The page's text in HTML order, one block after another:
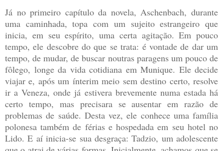
Já no primeiro capítulo da novela, Aschenbach, durante
uma caminhada, topa com um sujeito estrangeiro que
inicia, em seu espírito, uma certa agitação. Em pouco
tempo, ele descobre do que se trata: é vontade de dar um
tempo, de mudar, de buscar noutras paragens um pouco de
fôlego, longe da vida cotidiana em Munique. Ele decide
viajar e, após um ínterim meio sem destino certo, resolve
ir a Veneza, onde já estivera brevemente numa estada há
certo tempo, mas precisara se ausentar em razão de
problemas de saúde. Desta vez, ele conhece uma família
polonesa também de férias e hospedada em seu hotel no
Lido. E aí inicia-se sua desgraça: Tadzio, um adolescente